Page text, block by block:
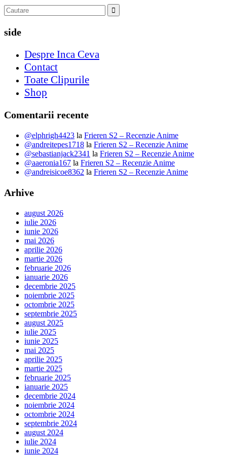
side
Despre Inca Ceva
Contact
Toate Clipurile
Shop
Comentarii recente
@elphrigh4423 la Frieren S2 – Recenzie Anime
@andreitepes1718 la Frieren S2 – Recenzie Anime
@sebastianjack2341 la Frieren S2 – Recenzie Anime
@aaeronia167 la Frieren S2 – Recenzie Anime
@andreisicoe8362 la Frieren S2 – Recenzie Anime
Arhive
august 2026
iulie 2026
iunie 2026
mai 2026
aprilie 2026
martie 2026
februarie 2026
ianuarie 2026
decembrie 2025
noiembrie 2025
octombrie 2025
septembrie 2025
august 2025
iulie 2025
iunie 2025
mai 2025
aprilie 2025
martie 2025
februarie 2025
ianuarie 2025
decembrie 2024
noiembrie 2024
octombrie 2024
septembrie 2024
august 2024
iulie 2024
iunie 2024